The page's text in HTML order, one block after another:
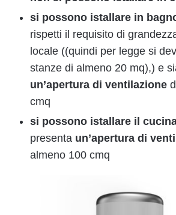
si possono istallare in
rispetti il requisito di
locale ((quindi per legge si
stanze di almeno 20 mq),) e
un’apertura di ventilazione
cmq
si possono istallare il
presenta un’apertura di
almeno 100 cmq